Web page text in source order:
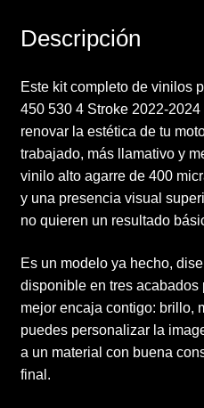
Descripción
Este kit completo de vinilos
450 530 4 Stroke 2022-
renovar la estética de tu
trabajado, más llamativo y
vinilo alto agarre de 400
y una presencia visual
no quieren un resultado
Es un modelo ya hecho,
disponible en tres
mejor encaja contigo: brillo,
puedes personalizar la
a un material con buena
final.